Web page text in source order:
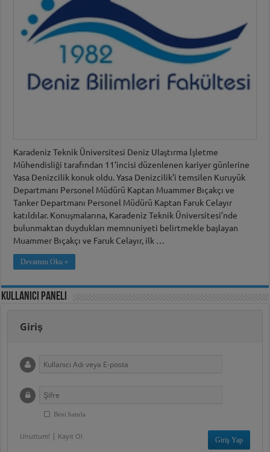
Karadeniz Teknik Üniversitesi Deniz Ulaştırma İşletme
Mühendisliği tarafından 11’incisi düzenlenen kariyer günlerine
Yasa Denizcilik konuk oldu. Yasa Denizcilik’i temsilen Kuruyük
Departmanı Personel Müdürü Kaptan Muammer Bıçakçı ve
Tanker Departmanı Personel Müdürü Kaptan Faruk Celayır
katıldılar. Konuşmalarına, Karadeniz Teknik Üniversitesi’nde
bulunmaktan duydukları memnuniyeti belirtmekle başlayan
Muammer Bıçakçı ve Faruk Celayır, ilk …
Devamını Oku »
Kullanıcı Paneli
Giriş
Beni hatırla
Unuttum! | Kayıt Ol